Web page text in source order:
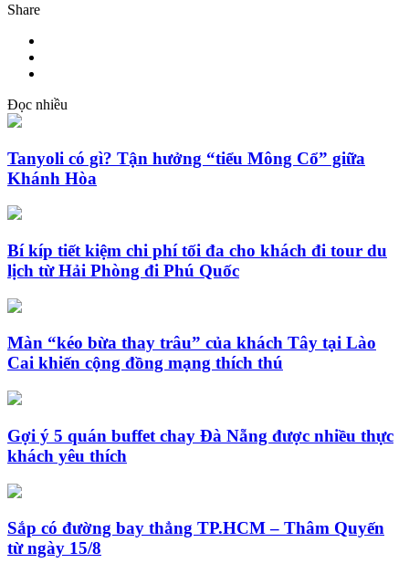
Share
Đọc nhiều
Tanyoli có gì? Tận hưởng “tiểu Mông Cổ” giữa
Khánh Hòa
Bí kíp tiết kiệm chi phí tối đa cho khách đi tour du
lịch từ Hải Phòng đi Phú Quốc
Màn “kéo bừa thay trâu” của khách Tây tại Lào
Cai khiến cộng đồng mạng thích thú
Gợi ý 5 quán buffet chay Đà Nẵng được nhiều thực
khách yêu thích
Sắp có đường bay thẳng TP.HCM – Thâm Quyến
từ ngày 15/8